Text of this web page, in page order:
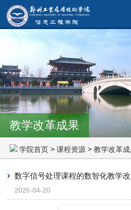
教学改革成果
学院首页 > 课程资源 > 教学改革
数字信号处理课程的数智化教学
2026-04-20